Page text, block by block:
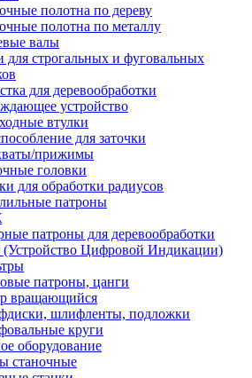
полотна по дереву
полотна по металлу
валы
строгальных и фуговальных
для деревообработки
устройство
втулки
для заточки
прижимы
головки
для обработки радиусов
патроны
патроны для деревообработки
Цифровой Индикации)
патроны, цанги
вращающийся
шлифленты, подложки
круги
оборудование
станочные